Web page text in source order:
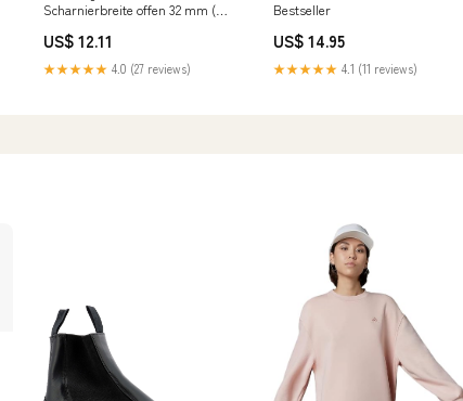
Scharnierbreite offen 32 mm (
mm Eisen vernickelt C -
d.kramer
US$ 12.11
★★★★★ 4.0 (27 reviews)
Bestseller
US$ 14.95
★★★★★ 4.1 (11 reviews)